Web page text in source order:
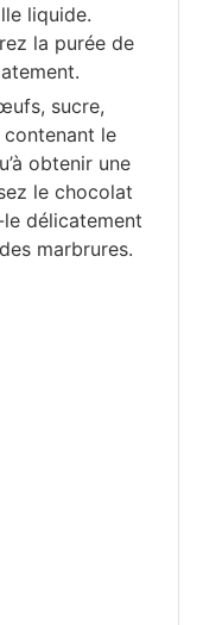
liquide.
la purée de
sucre,
le
obtenir une
le chocolat
délicatement
marbrures.